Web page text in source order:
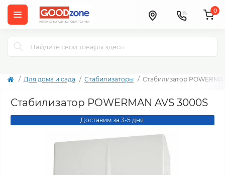
0
Для дома и сада Стабилизаторы Стабилизатор
Стабилизатор POWERMAN AVS 3000S
Доставим за 3-5 дня.